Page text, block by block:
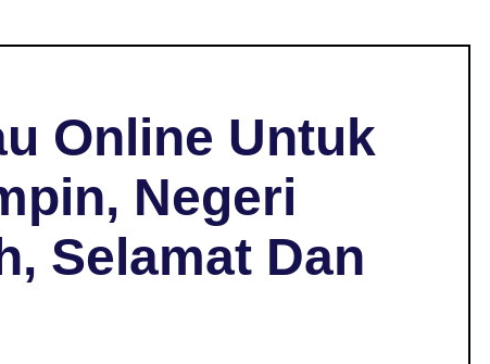
Online Untuk
Negeri
Selamat Dan